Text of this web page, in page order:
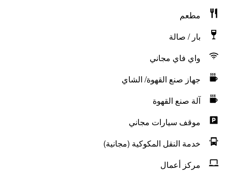
مطعم
بار / صالة
واي فاي مجاني
جهاز صنع القهوة/ الشاي
آلة صنع القهوة
موقف سيارات مجاني
خدمة النقل المكوكية (مجانية)
مركز أعمال